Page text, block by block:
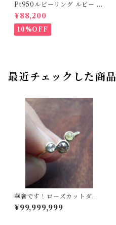
Pt950ルビーリング ルビー 0.
34ct ダイヤモンド 0.35ct【P
RO206885】
¥88,200
10%OFF
最近チェックした商品
華奢です！ローズカットダイ
ヤです！K18ダイヤリング 11.
5号
¥99,999,999